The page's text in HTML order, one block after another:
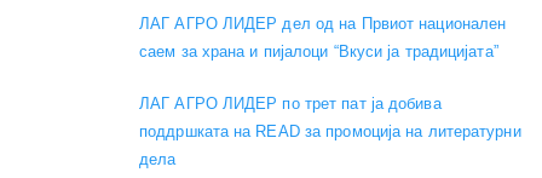
ЛАГ АГРО ЛИДЕР дел од на Првиот национален
саем за храна и пијалоци “Вкуси ја традицијата”
ЛАГ АГРО ЛИДЕР по трет пат ја добива
поддршката на READ за промоција на литературни
дела